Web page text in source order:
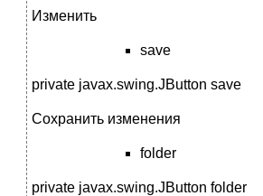
Изменить
save
private javax.swing.JButton save
Сохранить изменения
folder
private javax.swing.JButton folder